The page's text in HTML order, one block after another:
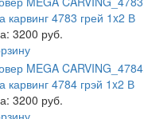
карвинг 4783 грей 1x2 В
3200 руб.
карвинг 4784 грэй 1x2 В
3200 руб.